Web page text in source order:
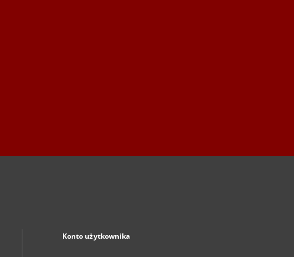
Konto użytkownika